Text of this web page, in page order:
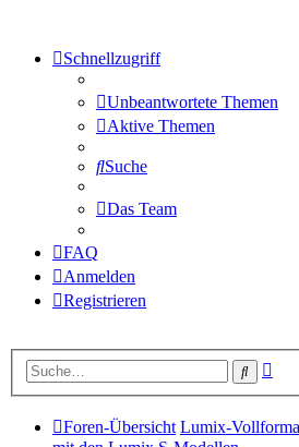
Schnellzugriff
Unbeantwortete Themen
Aktive Themen
Suche
Das Team
FAQ
Anmelden
Registrieren
Suche
Foren-Übersicht Lumix-